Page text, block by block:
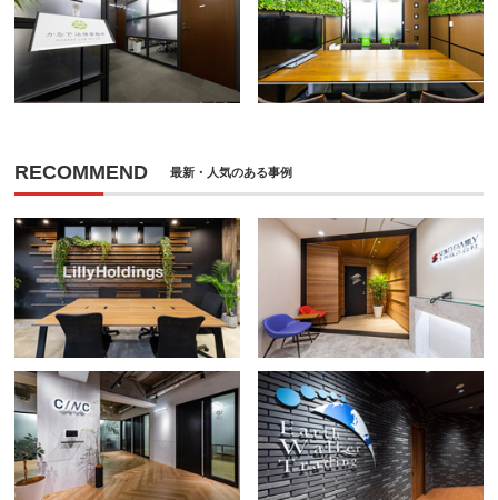
RECOMMEND 最新・人気のある事例